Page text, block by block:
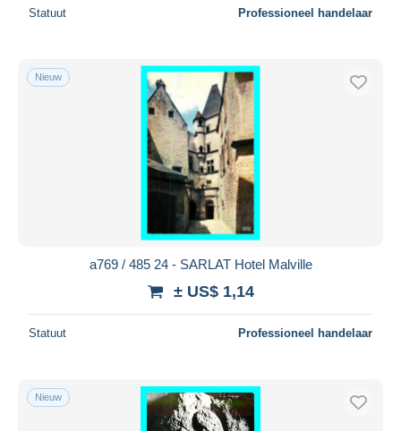
Statuut Professioneel handelaar
Nieuw
a769 / 485 24 - SARLAT Hotel Malville
± US$ 1,14
Statuut Professioneel handelaar
Nieuw